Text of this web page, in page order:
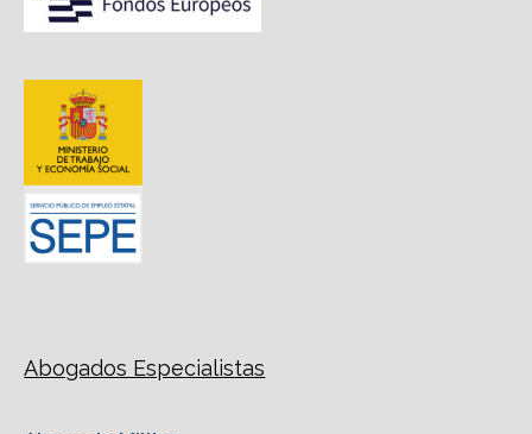
Abogados Especialistas